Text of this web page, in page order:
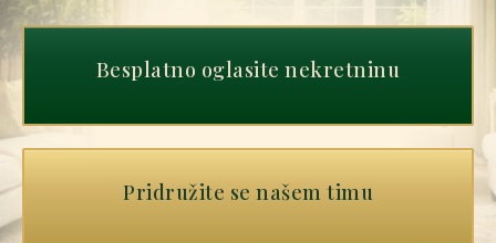
Besplatno oglasite nekretninu
Pridružite se našem timu